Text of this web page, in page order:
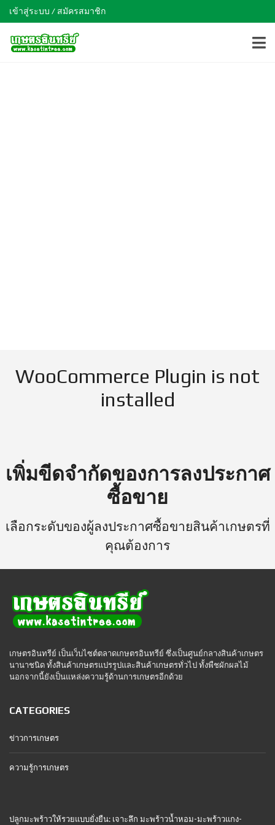
เข้าสู่ระบบ / สมัครสมาชิก
WooCommerce Plugin is not
installed
เพิ่มขีดจำกัดของการลงประกาศ
ซื้อขาย
เลือกระดับของผู้ลงประกาศซื้อขายสินค้าเกษตรที่
คุณต้องการ
เกษตรอินทรีย์ เป็นเว็บไซต์ตลาดเกษตรอินทรีย์ ซึ่งเป็นศูนย์กลางสินค้าเกษตร
นานาชนิด ทั้งสินค้าเกษตรแปรรูปและสินค้าเกษตรทั่วไป ทั้งพืชผักผลไม้
นอกจากนี้ยังเป็นแหล่งความรู้ด้านการเกษตรอีกด้วย
CATEGORIES
ข่าวการเกษตร
ความรู้การเกษตร
ปลูกมะพร้าวให้รวยแบบยั่งยืน: เจาะลึก มะพร้าวน้ำหอม-มะพร้าวแกง-